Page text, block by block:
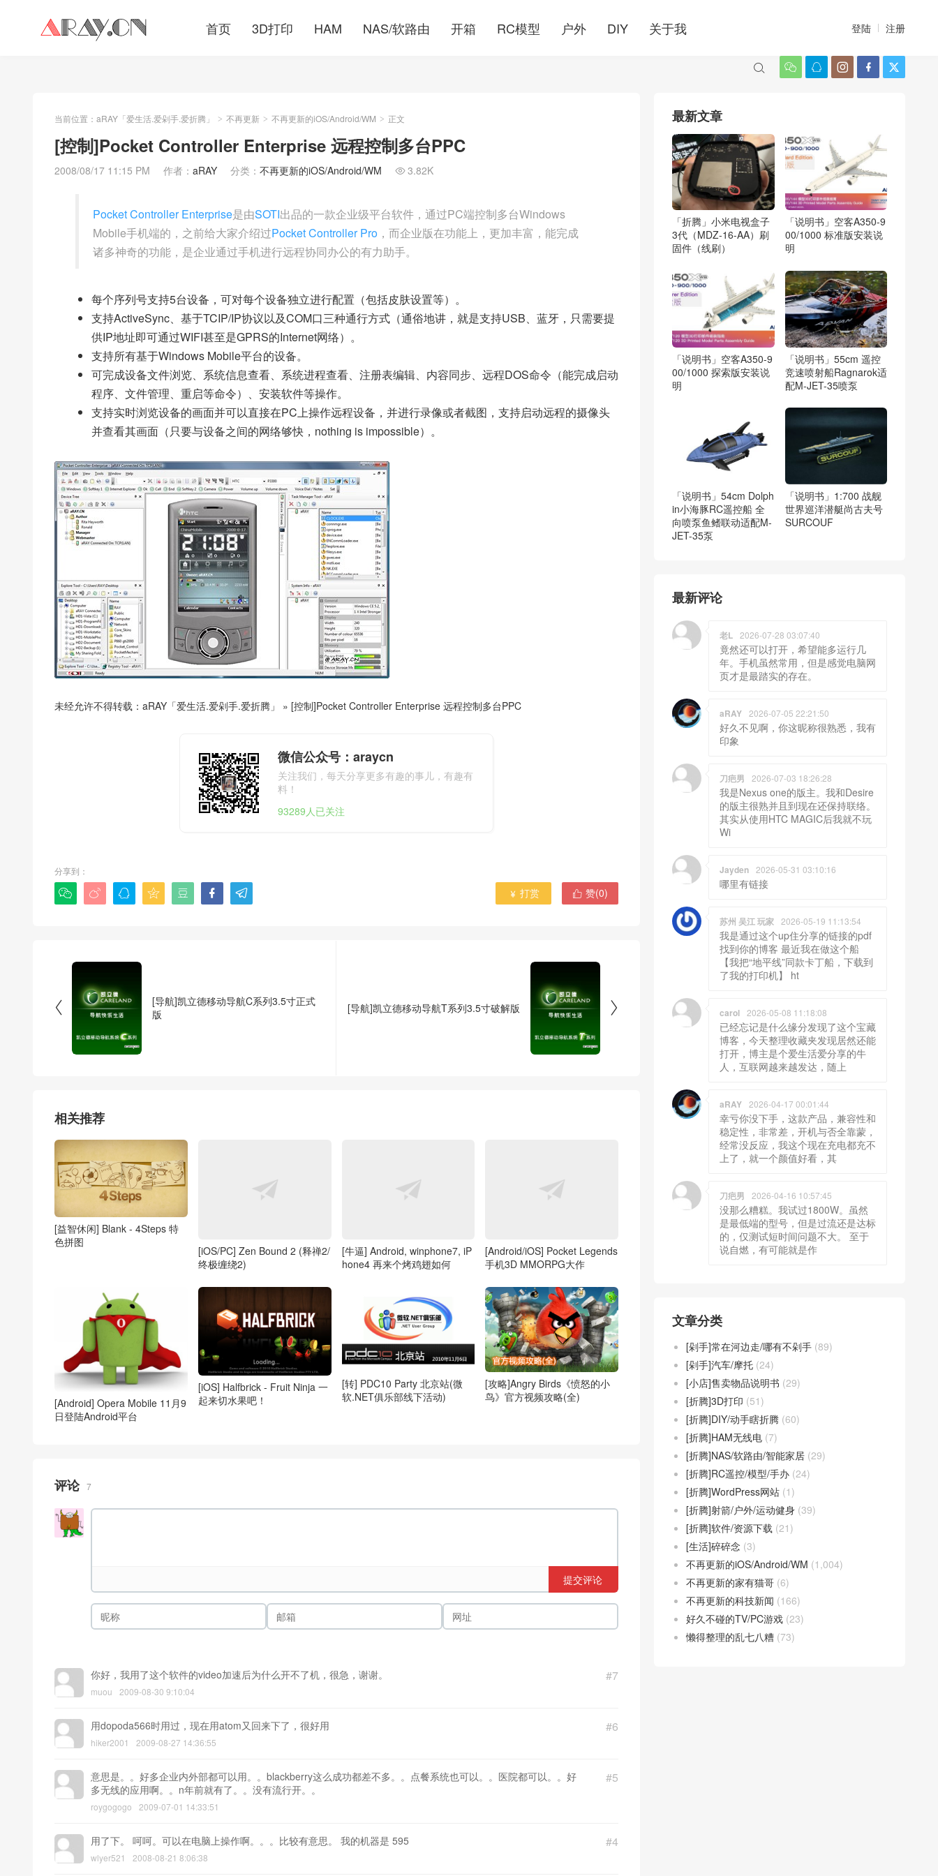
首页 3D打印 HAM NAS/软路由 开箱 RC模型 户外 DIY 关于我 登陆 注册
    

当前位置： aRAY「爱生活.爱剁手.爱折腾」 > 不再更新 > 不再更新的iOS/Android/WM > 正文
[控制]Pocket Controller Enterprise 远程控制多台PPC
2008/08/17 11:15 PM 作者： aRAY 分类： 不再更新的iOS/Android/WM  3.82K
Pocket Controller Enterprise是由SOTI出品的一款企业级平台软件，通过PC端控制多台Windows
Mobile手机端的，之前给大家介绍过Pocket Controller Pro ，而企业版在功能上，更加丰富，能完成
诸多神奇的功能，是企业通过手机进行远程协同办公的有力助手。
每个序列号支持5台设备，可对每个设备独立进行配置（包括皮肤设置等）。
支持ActiveSync、基于TCIP/IP协议以及COM口三种通行方式（通俗地讲，就是支持USB、蓝牙，只需要提
供IP地址即可通过WIFI甚至是GPRS的Internet网络）。
支持所有基于Windows Mobile平台的设备。
可完成设备文件浏览、系统信息查看、系统进程查看、注册表编辑、内容同步、远程DOS命令（能完成启动
程序、文件管理、重启等命令）、安装软件等操作。
支持实时浏览设备的画面并可以直接在PC上操作远程设备，并进行录像或者截图，支持启动远程的摄像头
并查看其画面（只要与设备之间的网络够快，nothing is impossible）。
未经允许不得转载： aRAY「爱生活.爱剁手.爱折腾」 » [控制]Pocket Controller Enterprise 远程控制多台PPC
微信公众号：araycn
关注我们，每天分享更多有趣的事儿，有趣有
料！
93289人已关注
分享到：
        赞(0)
 打赏

[导航]凯立德移动导航C系列3.5寸正式
版

[导航]凯立德移动导航T系列3.5寸破解版
相关推荐
[益智休闲] Blank - 4Steps 特
色拼图
[iOS/PC] Zen Bound 2 (释禅2/
终极缠绕2)
[牛逼] Android, winphone7, iP
hone4 再来个烤鸡翅如何
[Android/iOS] Pocket Legends
手机3D MMORPG大作
[Android] Opera Mobile 11月9
日登陆Android平台
[iOS] Halfbrick - Fruit Ninja 一
起来切水果吧！
[转] PDC10 Party 北京站(微
软.NET俱乐部线下活动)
[攻略]Angry Birds《愤怒的小
鸟》官方视频攻略(全)
评论 7
提交评论
#7
你好，我用了这个软件的video加速后为什么开不了机，很急，谢谢。
muou 2009-08-30 9:10:04
#6
用dopoda566时用过，现在用atom又回来下了，很好用
hiker2001 2009-08-27 14:36:55
#5
意思是。。好多企业内外部都可以用。。blackberry这么成功都差不多。。点餐系统也可以。。医院都可以。。好
多无线的应用啊。。n年前就有了。。没有流行开。。
roygogogo 2009-07-01 14:33:51
#4
用了下。 呵呵。可以在电脑上操作啊。。。比较有意思。 我的机器是 595
wlyer521 2008-08-21 8:06:38
最新文章
「折腾」小米电视盒子
3代（MDZ-16-AA）刷
固件（线刷）
「说明书」空客A350-9
00/1000 标准版安装说
明
「说明书」空客A350-9
00/1000 探索版安装说
明
「说明书」55cm 遥控
竞速喷射船Ragnarok适
配M-JET-35喷泵
「说明书」54cm Dolph
in小海豚RC遥控船 全
向喷泵鱼鳍联动适配M-
JET-35泵
「说明书」1:700 战舰
世界巡洋潜艇尚古夫号
SURCOUF
最新评论
老L 2026-07-28 03:07:40
竟然还可以打开，希望能多运行几
年。手机虽然常用，但是感觉电脑网
页才是最踏实的存在。
aRAY 2026-07-05 22:21:50
好久不见啊，你这昵称很熟悉，我有
印象
刀疤男 2026-07-03 18:26:28
我是Nexus one的版主。我和Desire
的版主很熟并且到现在还保持联络。
其实从使用HTC MAGIC后我就不玩
Wi
Jayden 2026-05-31 03:10:16
哪里有链接
苏州 吴江 玩家 2026-05-19 11:13:54
我是通过这个up住分享的链接的pdf
找到你的博客 最近我在做这个船
【我把“地平线”同款卡丁船，下载到
了我的打印机】 ht
carol 2026-05-08 11:18:08
已经忘记是什么缘分发现了这个宝藏
博客，今天整理收藏夹发现居然还能
打开，博主是个爱生活爱分享的牛
人，互联网越来越发达，随上
aRAY 2026-04-17 00:01:44
幸亏你没下手，这款产品，兼容性和
稳定性，非常差，开机与否全靠蒙，
经常没反应，我这个现在充电都充不
上了，就一个颜值好看，其
刀疤男 2026-04-16 10:57:45
没那么糟糕。我试过1800W。虽然
是最低端的型号，但是过流还是达标
的，仅测试短时间问题不大。 至于
说自燃，有可能就是作
文章分类
[剁手]常在河边走/哪有不剁手 (89)
[剁手]汽车/摩托 (24)
[小店]售卖物品说明书 (29)
[折腾]3D打印 (51)
[折腾]DIY/动手瞎折腾 (60)
[折腾]HAM无线电 (7)
[折腾]NAS/软路由/智能家居 (29)
[折腾]RC遥控/模型/手办 (24)
[折腾]WordPress网站 (1)
[折腾]射箭/户外/运动健身 (39)
[折腾]软件/资源下载 (21)
[生活]碎碎念 (3)
不再更新的iOS/Android/WM (1,004)
不再更新的家有猫哥 (6)
不再更新的科技新闻 (166)
好久不碰的TV/PC游戏 (23)
懒得整理的乱七八糟 (73)